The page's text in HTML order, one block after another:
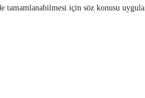
için söz konusu